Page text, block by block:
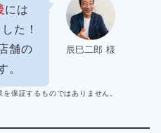
辰巳二郎 様
には
た！
舗の
。
ではありません。